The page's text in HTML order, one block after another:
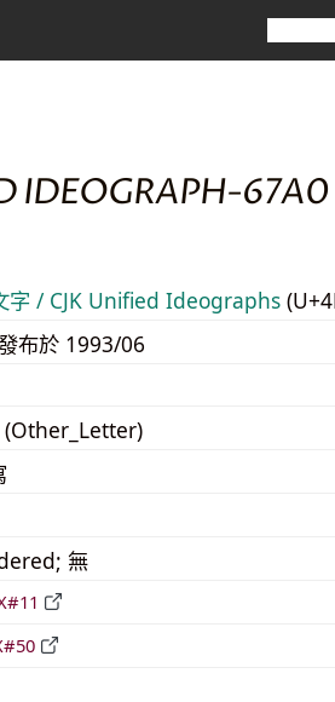
IDEOGRAPH-67A0
字 / CJK Unified Ideographs
布於 1993/06
(Other_Letter)
無